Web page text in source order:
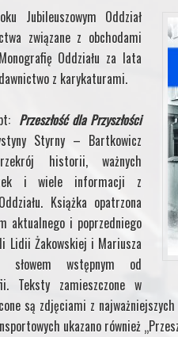
Jubileuszowym Oddział
związane z obchodami
Oddziału za lata
z karykaturami.
Przeszłość dla Przyszłości
Styrny – Bartkowicz
historii, ważnych
i wiele informacji z
Książka opatrzona
aktualnego i poprzedniego
Lidii Żakowskiej i Mariusza
słowem wstępnym od
Teksty zamieszczone w
są zdjęciami z
ukazano również